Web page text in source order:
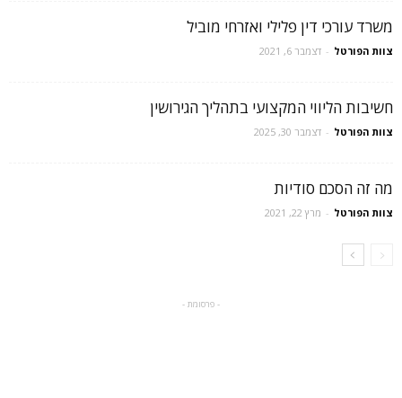
משרד עורכי דין פלילי ואזרחי מוביל
צוות הפורטל - דצמבר 6, 2021
חשיבות הליווי המקצועי בתהליך הגירושין
צוות הפורטל - דצמבר 30, 2025
מה זה הסכם סודיות
צוות הפורטל - מרץ 22, 2021
- פרסומת -